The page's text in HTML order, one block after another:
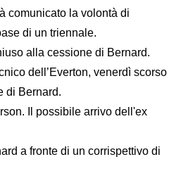
comunicato la volontà di
di un triennale.
alla cessione di Bernard.
dell’Everton, venerdì scorso
di Bernard.
Il possibile arrivo dell'ex
a fronte di un corrispettivo di